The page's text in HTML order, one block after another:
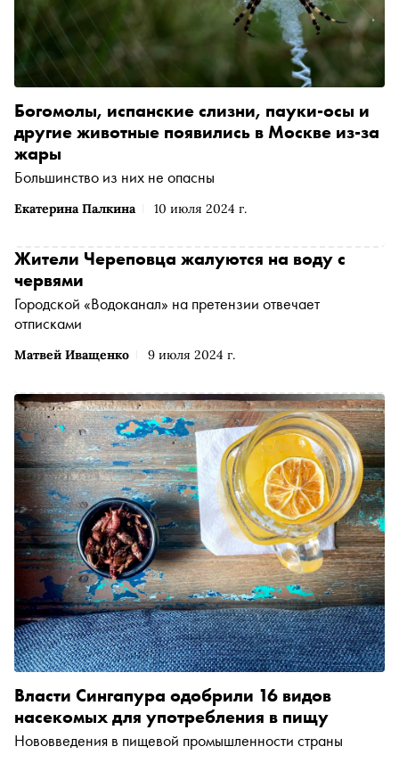
Екатерина Палкина 10 июля 2024 г.
Богомолы, испанские слизни, пауки-осы и
другие животные появились в Москве из-за
жары
Большинство из них не опасны
Матвей Иващенко 9 июля 2024 г.
Жители Череповца жалуются на воду с
червями
Городской «Водоканал» на претензии отвечает
отписками
Власти Сингапура одобрили 16 видов
насекомых для употребления в пищу
Нововведения в пищевой промышленности страны